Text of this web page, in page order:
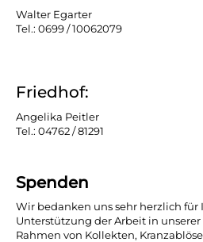
Walter Egarter
Tel.: 0699 / 10062079
Friedhof:
Angelika Peitler
Tel.: 04762 / 81291
Spenden
Wir bedanken uns sehr herzlich für
Unterstützung der Arbeit in
Rahmen von Kollekten,